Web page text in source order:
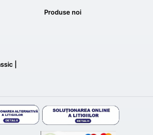
|
Produse noi